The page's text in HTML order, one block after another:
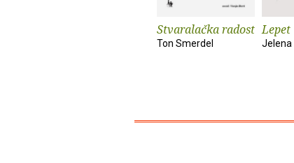
Stvaralačka radost
Ton Smerdel
Lepet